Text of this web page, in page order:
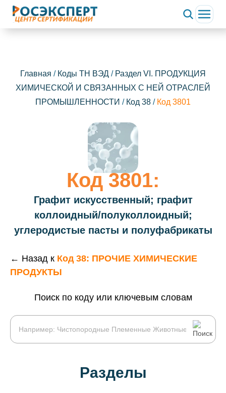
Главная / Коды ТН ВЭД / Раздел VI. ПРОДУКЦИЯ
ХИМИЧЕСКОЙ И СВЯЗАННЫХ С НЕЙ ОТРАСЛЕЙ
ПРОМЫШЛЕННОСТИ / Код 38 / Код 3801
Код 3801:
Графит искусственный; графит
коллоидный/полуколлоидный;
углеродистые пасты и полуфабрикаты
← Назад к Код 38: ПРОЧИЕ ХИМИЧЕСКИЕ
ПРОДУКТЫ
Поиск по коду или ключевым словам
Разделы